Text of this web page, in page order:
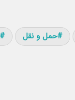
حمل و نقل